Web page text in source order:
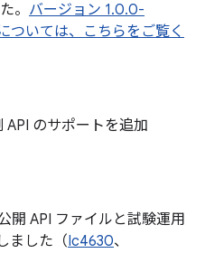
。 バージョン 1.0.0-
いては、こちらをご覧く
API のサポートを追加
開 API ファイルと試験運用
ました（Ic4630、